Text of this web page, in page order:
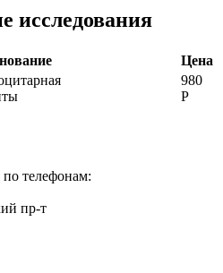
исследования
Цена
980
Р
телефонам:
пр-т